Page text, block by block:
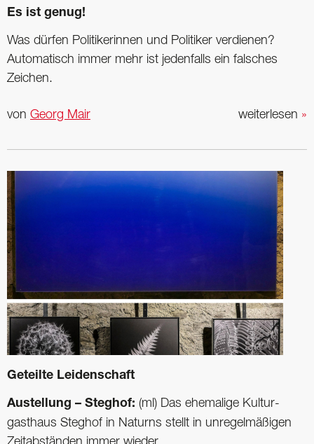
Es ist genug!
Was dürfen Politikerinnen und Politiker verdienen?
Automatisch immer mehr ist jedenfalls ein falsches
Zeichen.
weiterlesen »
von Georg Mair
Geteilte Leidenschaft
Austellung – Steghof: (ml) Das ehemalige Kultur­
gasthaus Steghof in Naturns stellt in unregelmäßigen